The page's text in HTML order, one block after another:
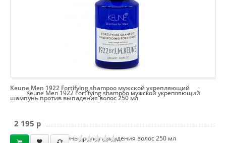
Keune Men 1922 Fortifying shampoo мужской укрепляющий
шампунь против выпадения волос 250 мл
Keune Men 1922 Fortifying shampoo мужской укрепляющий
шампунь против выпадения волос 250 мл
2 195 p